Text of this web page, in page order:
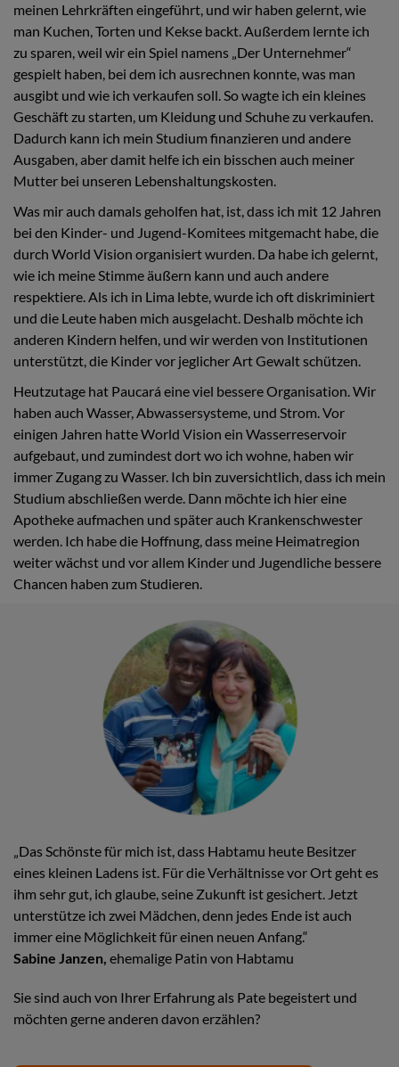
meinen Lehrkräften eingeführt, und wir haben gelernt, wie
man Kuchen, Torten und Kekse backt. Außerdem lernte ich
zu sparen, weil wir ein Spiel namens „Der Unternehmer“
gespielt haben, bei dem ich ausrechnen konnte, was man
ausgibt und wie ich verkaufen soll. So wagte ich ein kleines
Geschäft zu starten, um Kleidung und Schuhe zu verkaufen.
Dadurch kann ich mein Studium finanzieren und andere
Ausgaben, aber damit helfe ich ein bisschen auch meiner
Mutter bei unseren Lebenshaltungskosten.
Was mir auch damals geholfen hat, ist, dass ich mit 12 Jahren
bei den Kinder- und Jugend-Komitees mitgemacht habe, die
durch World Vision organisiert wurden. Da habe ich gelernt,
wie ich meine Stimme äußern kann und auch andere
respektiere. Als ich in Lima lebte, wurde ich oft diskriminiert
und die Leute haben mich ausgelacht. Deshalb möchte ich
anderen Kindern helfen, und wir werden von Institutionen
unterstützt, die Kinder vor jeglicher Art Gewalt schützen.
Heutzutage hat Paucará eine viel bessere Organisation. Wir
haben auch Wasser, Abwassersysteme, und Strom. Vor
einigen Jahren hatte World Vision ein Wasserreservoir
aufgebaut, und zumindest dort wo ich wohne, haben wir
immer Zugang zu Wasser. Ich bin zuversichtlich, dass ich mein
Studium abschließen werde. Dann möchte ich hier eine
Apotheke aufmachen und später auch Krankenschwester
werden. Ich habe die Hoffnung, dass meine Heimatregion
weiter wächst und vor allem Kinder und Jugendliche bessere
Chancen haben zum Studieren.
„Das Schönste für mich ist, dass Habtamu heute Besitzer
eines kleinen Ladens ist. Für die Verhältnisse vor Ort geht es
ihm sehr gut, ich glaube, seine Zukunft ist gesichert. Jetzt
unterstütze ich zwei Mädchen, denn jedes Ende ist auch
immer eine Möglichkeit für einen neuen Anfang.“
Sabine Janzen, ehemalige Patin von Habtamu
Sie sind auch von Ihrer Erfahrung als Pate begeistert und
möchten gerne anderen davon erzählen?